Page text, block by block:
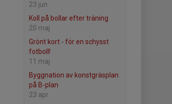
23 jun
Koll på bollar efter träning
20 maj
Grönt kort - för en schysst
fotboll!
11 maj
Byggnation av konstgräsplan
på B-plan
23 apr